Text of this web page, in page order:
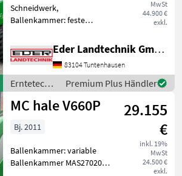
MwSt
44.900 €
exkl.
Schneidwerk,
Ballenkammer: feste
Verkauf wegen umstieg auf:
Wickelkombi Baujahr: 2023
neuwertiger Zustand
BEREIFUNG: 520/55R22, 5
Vredestein B
Eder Landtechnik GmbH
83104 Tuntenhausen
Erntetechnik
Grünland /
McHale
Premium Plus Händler
MC hale V660P
29.155
€
inkl. 19%
MwSt
24.500 €
exkl.
Bj. 2011
Ballenkammer: variable
Ballenkammer MAS270200